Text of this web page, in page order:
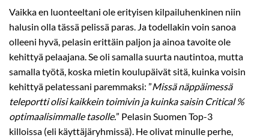
Vaikka en luonteeltani ole erityisen kilpailuhenkinen niin
halusin olla tässä pelissä paras. Ja todellakin voin sanoa
olleeni hyvä, pelasin erittäin paljon ja ainoa tavoite ole
kehittyä pelaajana. Se oli samalla suurta nautintoa, mutta
samalla työtä, koska mietin koulupäivät sitä, kuinka voisin
kehittyä pelatessani paremmaksi: ”Missä näppäimessä
teleportti olisi kaikkein toimivin ja kuinka saisin Critical %
optimaalisimmalle tasolle.” Pelasin Suomen Top-3
killoissa (eli käyttäjäryhmissä). He olivat minulle perhe,